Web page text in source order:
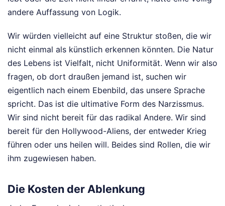
andere Auffassung von Logik.
Wir würden vielleicht auf eine Struktur stoßen, die wir
nicht einmal als künstlich erkennen könnten. Die Natur
des Lebens ist Vielfalt, nicht Uniformität. Wenn wir also
fragen, ob dort draußen jemand ist, suchen wir
eigentlich nach einem Ebenbild, das unsere Sprache
spricht. Das ist die ultimative Form des Narzissmus.
Wir sind nicht bereit für das radikal Andere. Wir sind
bereit für den Hollywood-Aliens, der entweder Krieg
führen oder uns heilen will. Beides sind Rollen, die wir
ihm zugewiesen haben.
Die Kosten der Ablenkung